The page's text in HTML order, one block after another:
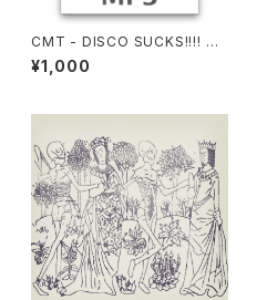
CMT - DISCO SUCKS!!!! VO
L.1
¥1,000